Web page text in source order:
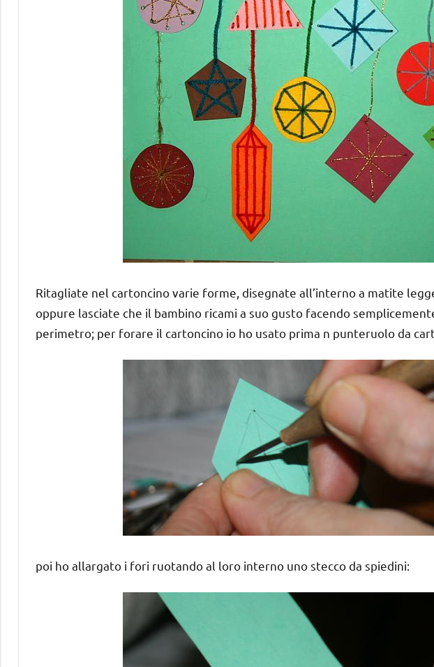
Ritagliate nel cartoncino varie forme, disegnate all’interno a matite
oppure lasciate che il bambino ricami a suo gusto facendo
perimetro; per forare il cartoncino io ho usato prima n punteruolo da
poi ho allargato i fori ruotando al loro interno uno stecco da spiedini: